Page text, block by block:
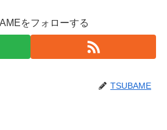
をフォローする
TSUBAME